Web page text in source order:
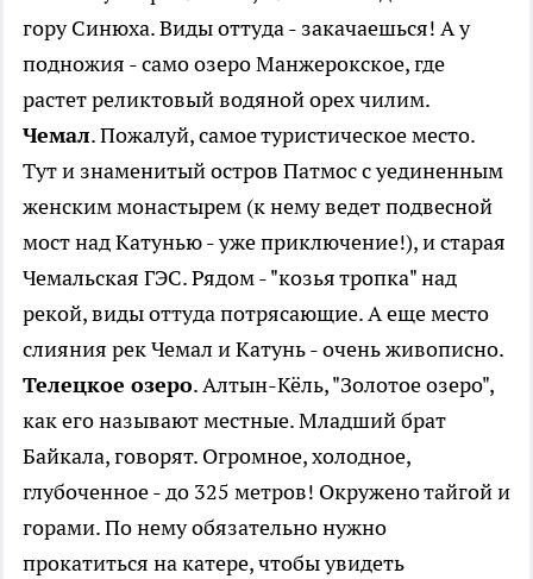
гору Синюха. Виды оттуда - закачаешься! А у
подножия - само озеро Манжерокское, где
растет реликтовый водяной орех чилим.
Чемал. Пожалуй, самое туристическое место.
Тут и знаменитый остров Патмос с уединенным
женским монастырем (к нему ведет подвесной
мост над Катунью - уже приключение!), и старая
Чемальская ГЭС. Рядом - "козья тропка" над
рекой, виды оттуда потрясающие. А еще место
слияния рек Чемал и Катунь - очень живописно.
Телецкое озеро. Алтын-Кёль, "Золотое озеро",
как его называют местные. Младший брат
Байкала, говорят. Огромное, холодное,
глубоченное - до 325 метров! Окружено тайгой и
горами. По нему обязательно нужно
прокатиться на катере, чтобы увидеть